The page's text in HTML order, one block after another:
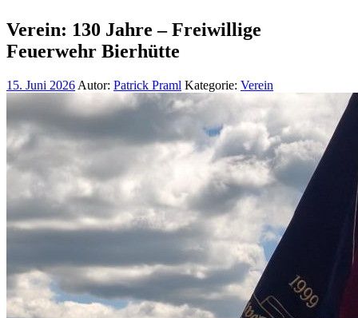
Verein: 130 Jahre – Freiwillige
Feuerwehr Bierhütte
15. Juni 2026 Autor: Patrick Praml Kategorie: Verein